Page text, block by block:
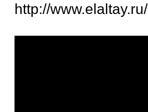
http://www.elaltay.ru/